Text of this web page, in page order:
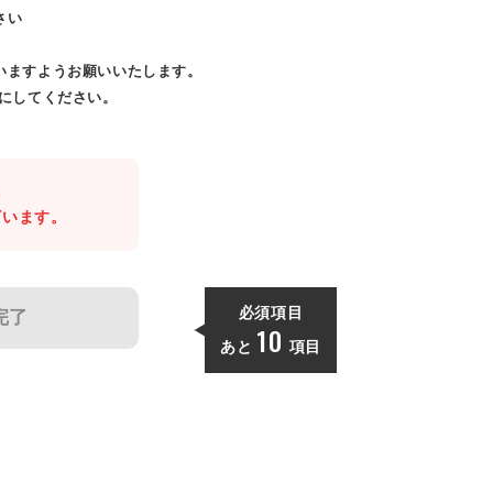
い
すようお願いいたします。
してください。
ます。
了 必須項目
あと 10 項目